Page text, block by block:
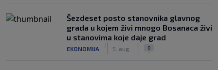
Šezdeset posto stanovnika glavnog
grada u kojem živi mnogo Bosanaca živi
u stanovima koje daje grad
EKONOMIJA 5. aug. 0